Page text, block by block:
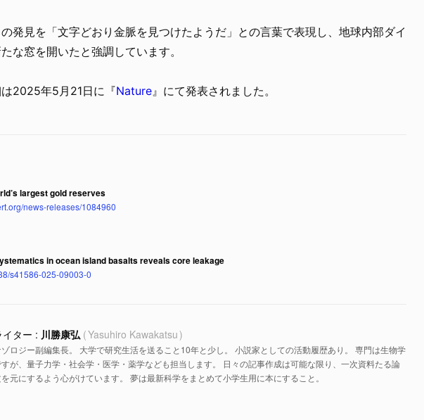
発見を「文字どおり金脈を見つけたようだ」との言葉で表現し、地球内部ダイ
な窓を開いたと強調しています。
2025年5月21日に『Nature 』にて発表されました。
largest gold reserves
news-releases/1084960
in ocean island basalts reveals core leakage
s41586-025-09003-0
川勝康弘 Yasuhiro Kawakatsu
ロジー副編集長。 大学で研究生活を送ること10年と少し。 小説家としての活動履歴あり。 専門は生物学
が、量子力学・社会学・医学・薬学なども担当します。 日々の記事作成は可能な限り、一次資料たる論
元にするよう心がけています。 夢は最新科学をまとめて小学生用に本にすること。